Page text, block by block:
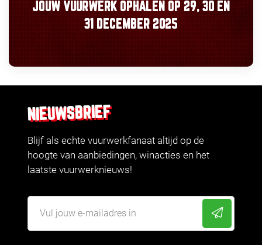
JOUW VUURWERK OPHALEN OP 29, 30 EN
31 DECEMBER 2025
NIEUWSBRIEF
Blijf als echte vuurwerkfanaat altijd op de
hoogte van aanbiedingen, winacties en het
laatste vuurwerknieuws!